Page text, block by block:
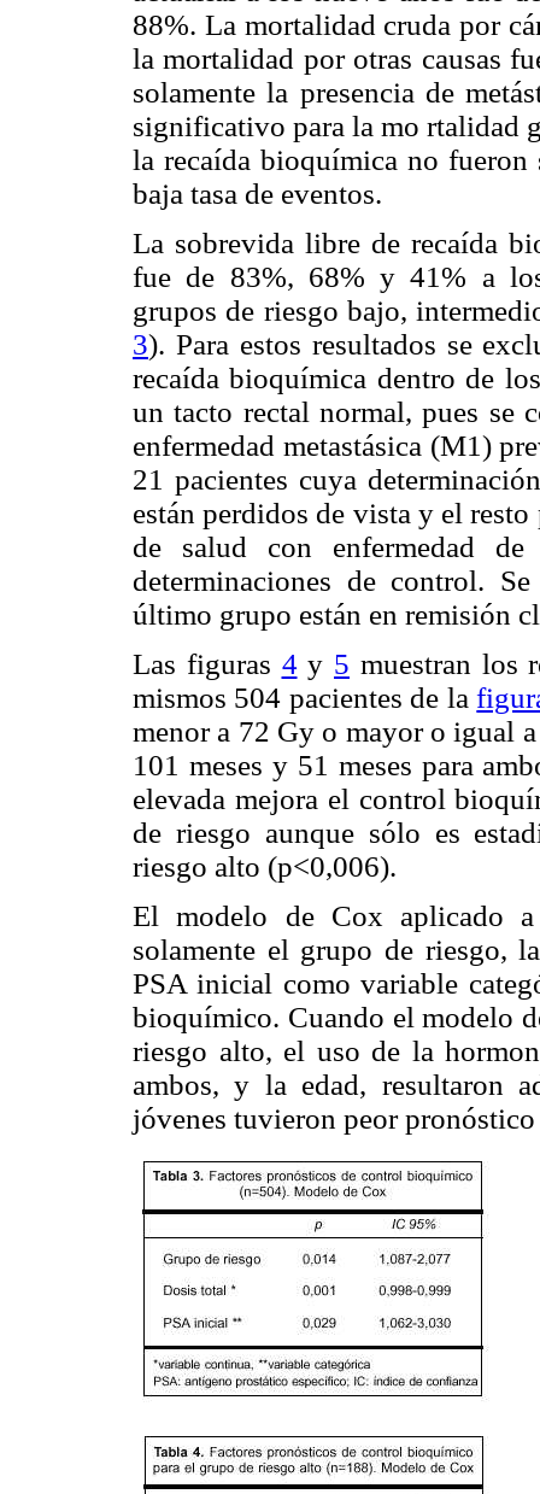
88%. La mortalidad cruda por
la mortalidad por otras causas
solamente la presencia de
significativo para la mo rtalidad
la recaída bioquímica no
baja tasa de eventos.
La sobrevida libre de recaída
fue de 83%, 68% y 41% a los
grupos de riesgo bajo,
3). Para estos resultados se
recaída bioquímica dentro de
un tacto rectal normal, pues se
enfermedad metastásica (M1)
21 pacientes cuya
están perdidos de vista y el
de salud con enfermedad
determinaciones de control.
último grupo están en remisión
Las figuras 4y 5 muestran los
mismos 504 pacientes de la
menor a 72 Gy o mayor o igual
101 meses y 51 meses para
elevada mejora el control
de riesgo aunque sólo es
riesgo alto (p<0,006).
El modelo de Cox aplicado
solamente el grupo de riesgo,
PSA inicial como variable
bioquímico. Cuando el modelo
riesgo alto, el uso de la
ambos, y la edad, resultaron
jóvenes tuvieron peor